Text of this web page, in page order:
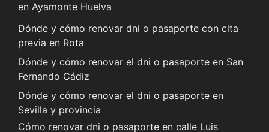
en Ayamonte Huelva
Dónde y cómo renovar dni o pasaporte con cita
previa en Rota
Dónde y cómo renovar el dni o pasaporte en San
Fernando Cádiz
Dónde y cómo renovar el dni o pasaporte en
Sevilla y provincia
Cómo renovar dni o pasaporte en calle Luis